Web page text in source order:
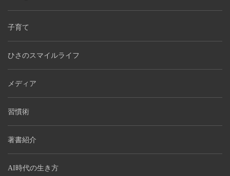
子育て
ひさのスマイルライフ
メディア
習慣術
著書紹介
AI時代の生き方